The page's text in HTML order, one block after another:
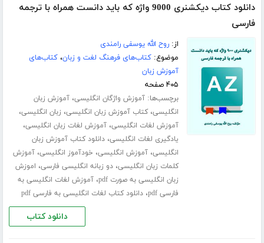
دانلود کتاب دیکشنری 9000 واژه که باید دانست همراه با ترجمه
فارسی
از:روح الله یوسفی رامندی
موضوع:کتاب‌های فرهنگ لغت و زبان،کتاب‌های
آموزش زبان
۴۰۵ صفحه
برچسب‌ها:آموزش واژگان انگلیسی،آموزش زبان
انگلیسی،کتاب آموزش زبان انگلیسی، زبان انگلیسی،
آموزش لغات انگلیسی،آموزش لغات زبان انگلیسی،
یادگیری لغات انگلیسی،دانلود کتاب آموزش زبان
انگلیسی،آموزش انگلیسی، خودآموز انگلیسی،آموزش
کلمات زبان انگلیسی،دو زبانه انگلیسی فارسی، اموزش
زبان انگلیسی به صورت pdf
،آموزش لغات انگلیسی به
فارسی pdf
،دانلود کتاب لغات انگلیسی به فارسی pdf
دانلود کتاب